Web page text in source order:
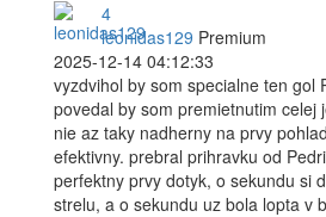
4
leonidas129 Premium
2025-12-14 04:12:33
vyzdvihol by som specialne ten gol
povedal by som premietnutim celej
nie az taky nadherny na prvy
efektivny. prebral prihravku od
perfektny prvy dotyk, o sekundu si
strelu, a o sekundu uz bola lopta v